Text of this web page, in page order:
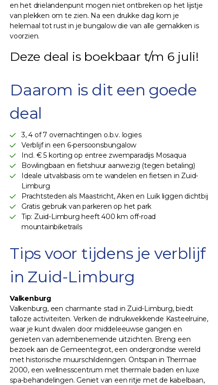
en het drielandenpunt mogen niet ontbreken op het lijstje
van plekken om te zien. Na een drukke dag kom je
helemaal tot rust in je bungalow die van alle gemakken is
voorzien.
Deze deal is boekbaar t/m 6 juli!
Daarom is dit een goede
deal
3, 4 of 7 overnachtingen o.b.v. logies
Verblijf in een 6-persoonsbungalow
Incl. € 5 korting op entree zwemparadijs Mosaqua
Bowlingbaan en fietshuur aanwezig (tegen betaling)
Ideale uitvalsbasis om te wandelen en fietsen in Zuid-
Limburg
Prachtsteden als Maastricht, Aken en Luik liggen dichtbij
Gratis gebruik van parkeren op het park
Tip: Zuid-Limburg heeft 400 km off-road
mountainbiketrails
Tips voor tijdens je verblijf
in Zuid-Limburg
Valkenburg
Valkenburg, een charmante stad in Zuid-Limburg, biedt
talloze activiteiten. Verken de indrukwekkende Kasteelruïne,
waar je kunt dwalen door middeleeuwse gangen en
genieten van adembenemende uitzichten. Breng een
bezoek aan de Gemeentegrot, een ondergrondse wereld
met historische muurschilderingen. Ontspan in Thermae
2000, een wellnesscentrum met thermale baden en luxe
spa-behandelingen. Geniet van een ritje met de kabelbaan,